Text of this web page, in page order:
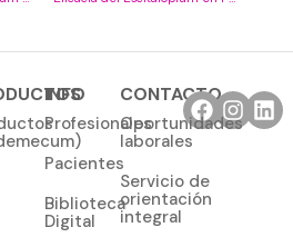
INFO
Profesionales
Pacientes
Biblioteca
Digital
CONTACTO
Oportunidades
laborales
Servicio de
orientación
integral